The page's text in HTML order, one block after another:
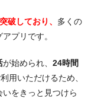
破しており、 多くの
プリです。
が始められ、 24時間
用いただけるため、
をきっと見つけら